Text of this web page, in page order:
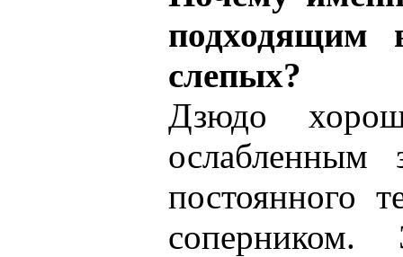
подходящим
слепых?
Дзюдо
ослабленным
постоянного